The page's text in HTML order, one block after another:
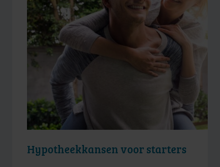
Hypotheekkansen voor starters